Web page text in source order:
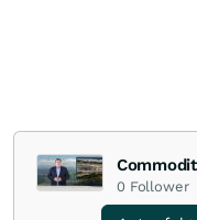
0 Follower